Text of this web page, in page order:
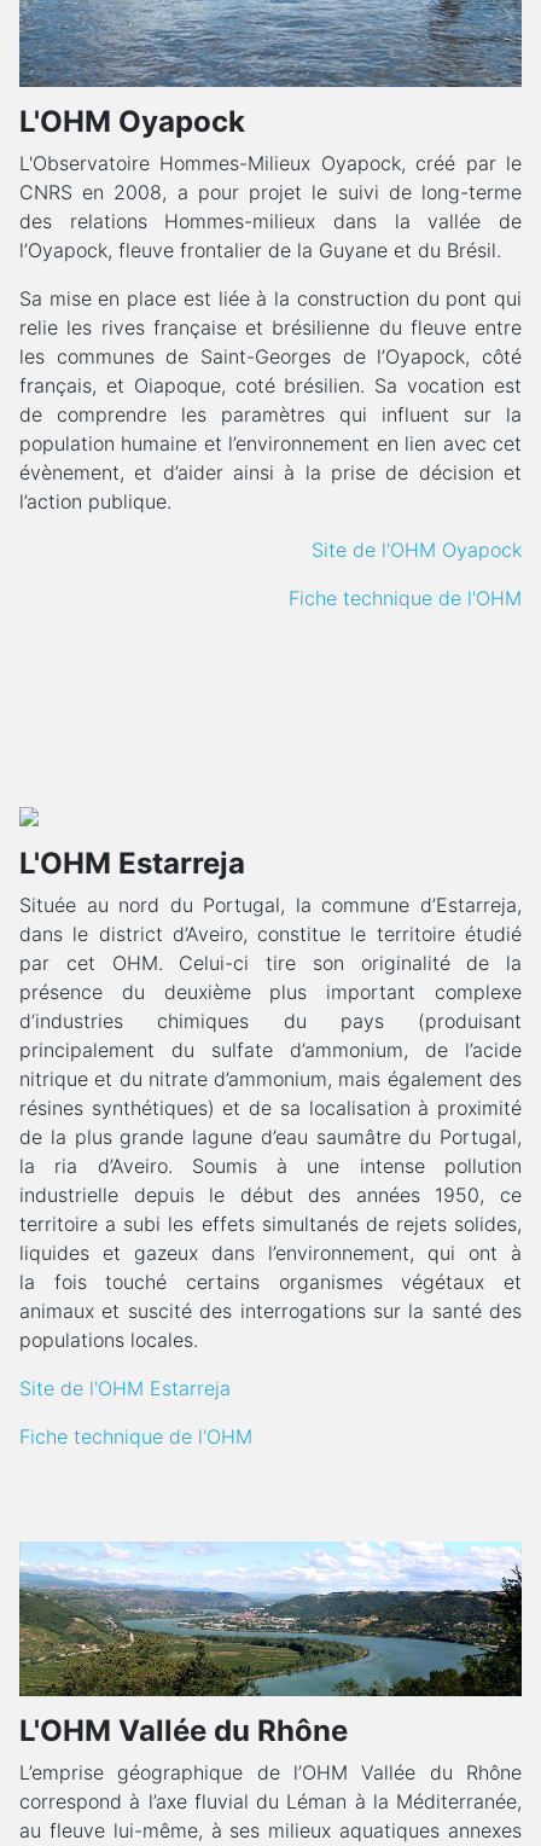
L'OHM Oyapock
L'Observatoire Hommes-Milieux Oyapock, créé par le
CNRS en 2008, a pour projet le suivi de long-terme
des relations Hommes-milieux dans la vallée de
l’Oyapock, fleuve frontalier de la Guyane et du Brésil.
Sa mise en place est liée à la construction du pont qui
relie les rives française et brésilienne du fleuve entre
les communes de Saint-Georges de l’Oyapock, côté
français, et Oiapoque, coté brésilien. Sa vocation est
de comprendre les paramètres qui influent sur la
population humaine et l’environnement en lien avec cet
évènement, et d’aider ainsi à la prise de décision et
l’action publique.
Site de l'OHM Oyapock
Fiche technique de l'OHM
L'OHM Estarreja
Située au nord du Portugal, la commune d’Estarreja,
dans le district d’Aveiro, constitue le territoire étudié
par cet OHM. Celui-ci tire son originalité de la
présence du deuxième plus important complexe
d’industries chimiques du pays (produisant
principalement du sulfate d’ammonium, de l’acide
nitrique et du nitrate d’ammonium, mais également des
résines synthétiques) et de sa localisation à proximité
de la plus grande lagune d’eau saumâtre du Portugal,
la ria d’Aveiro. Soumis à une intense pollution
industrielle depuis le début des années 1950, ce
territoire a subi les effets simultanés de rejets solides,
liquides et gazeux dans l’environnement, qui ont à
la fois touché certains organismes végétaux et
animaux et suscité des interrogations sur la santé des
populations locales.
Site de l'OHM Estarreja
Fiche technique de l'OHM
L'OHM Vallée du Rhône
L’emprise géographique de l’OHM Vallée du Rhône
correspond à l’axe fluvial du Léman à la Méditerranée,
au fleuve lui-même, à ses milieux aquatiques annexes